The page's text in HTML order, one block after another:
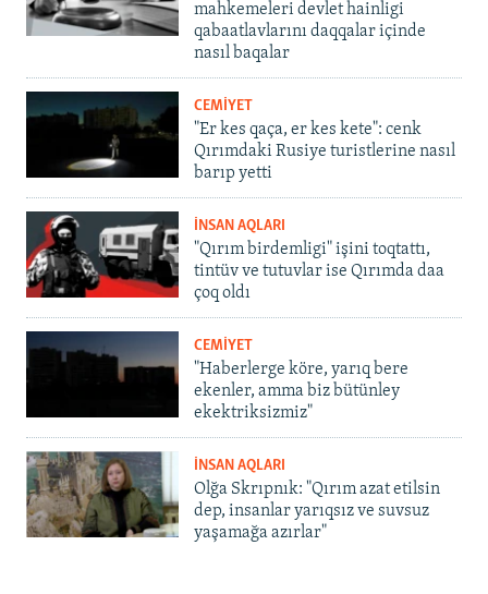
mahkemeleri devlet hainligi
qabaatlavlarını daqqalar içinde
nasıl baqalar
CEMİYET
"Er kes qaça, er kes kete": cenk
Qırımdaki Rusiye turistlerine nasıl
barıp yetti
İNSAN AQLARI
"Qırım birdemligi" işini toqtattı,
tintüv ve tutuvlar ise Qırımda daa
çoq oldı
CEMİYET
"Haberlerge köre, yarıq bere
ekenler, amma biz bütünley
ekektriksizmiz"
İNSAN AQLARI
Olğa Skrıpnık: "Qırım azat etilsin
dep, insanlar yarıqsız ve suvsuz
yaşamağa azırlar"